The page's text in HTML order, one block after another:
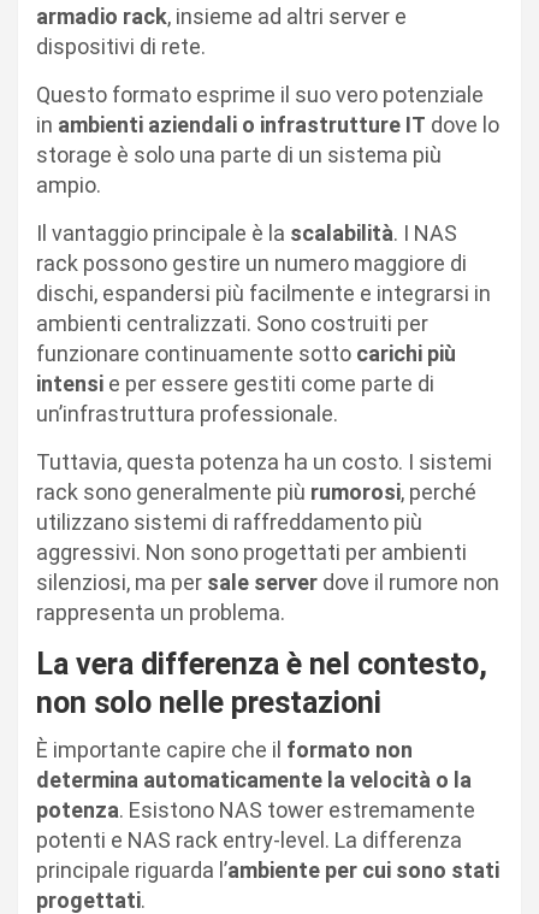
armadio rack, insieme ad altri server e
dispositivi di rete.
Questo formato esprime il suo vero potenziale
in ambienti aziendali o infrastrutture IT dove lo
storage è solo una parte di un sistema più
ampio.
Il vantaggio principale è la scalabilità. I NAS
rack possono gestire un numero maggiore di
dischi, espandersi più facilmente e integrarsi in
ambienti centralizzati. Sono costruiti per
funzionare continuamente sotto carichi più
intensi e per essere gestiti come parte di
un’infrastruttura professionale.
Tuttavia, questa potenza ha un costo. I sistemi
rack sono generalmente più rumorosi, perché
utilizzano sistemi di raffreddamento più
aggressivi. Non sono progettati per ambienti
silenziosi, ma per sale server dove il rumore non
rappresenta un problema.
La vera differenza è nel contesto,
non solo nelle prestazioni
È importante capire che il formato non
determina automaticamente la velocità o la
potenza. Esistono NAS tower estremamente
potenti e NAS rack entry-level. La differenza
principale riguarda l’ambiente per cui sono stati
progettati.